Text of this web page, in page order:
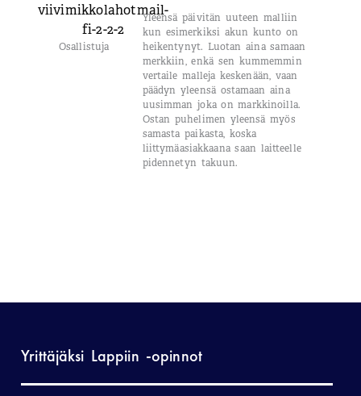
viivimikkolahotmail-
fi-2-2-2
Osallistuja
Yleensä päivitän uuteen malliin
kun esimerkiksi akun kunto on
heikentynyt. Luotan aina samaan
merkkiin, enkä sen kummemmin
vertaile malleja keskenään, vaan
päädyn yleensä ostamaan aina
uusimman joka on markkinoilla.
Ostan puhelimen yleensä myös
samasta paikasta, koska
liittymäasiakkaana saan laitteelle
pidennetyn takuun.
Yrittäjäksi Lappiin -opinnot